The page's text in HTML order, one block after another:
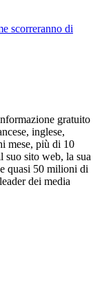
scorreranno di
gratuito
inglese,
mese, più di 10
sito web, la sua
quasi 50 milioni di
dei media